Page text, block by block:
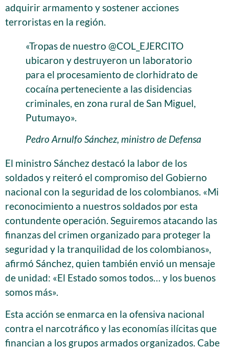
adquirir armamento y sostener acciones
terroristas en la región.
«Tropas de nuestro @COL_EJERCITO
ubicaron y destruyeron un laboratorio
para el procesamiento de clorhidrato de
cocaína perteneciente a las disidencias
criminales, en zona rural de San Miguel,
Putumayo».
Pedro Arnulfo Sánchez, ministro de Defensa
El ministro Sánchez destacó la labor de los
soldados y reiteró el compromiso del Gobierno
nacional con la seguridad de los colombianos. «Mi
reconocimiento a nuestros soldados por esta
contundente operación. Seguiremos atacando las
finanzas del crimen organizado para proteger la
seguridad y la tranquilidad de los colombianos»,
afirmó Sánchez, quien también envió un mensaje
de unidad: «El Estado somos todos… y los buenos
somos más».
Esta acción se enmarca en la ofensiva nacional
contra el narcotráfico y las economías ilícitas que
financian a los grupos armados organizados. Cabe